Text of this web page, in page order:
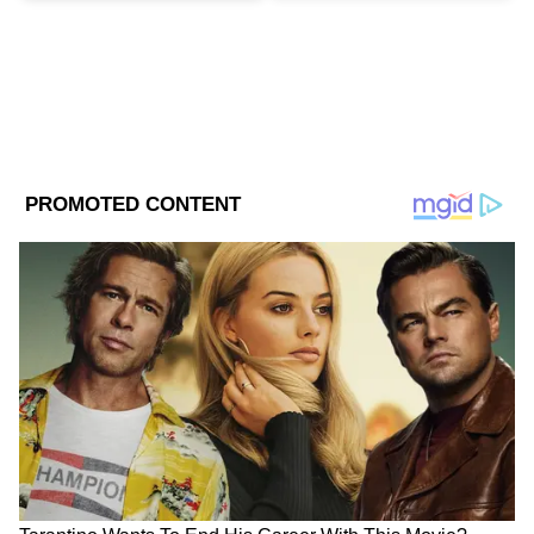
Related Articles
Narendra Modi: ফলের আগেই ‘গেরুয়া সুনামি’!
বাংলাকে ধন্যবাদ জানালেন নরেন্দ্র মোদী
Modi Foreign Tour Tour: ৫ দিনের সফরে নরেন্দ্র
মোদী, রইল পুরো সফরসূচি
DOWNLOAD APP
RECOMMENDED STORIES